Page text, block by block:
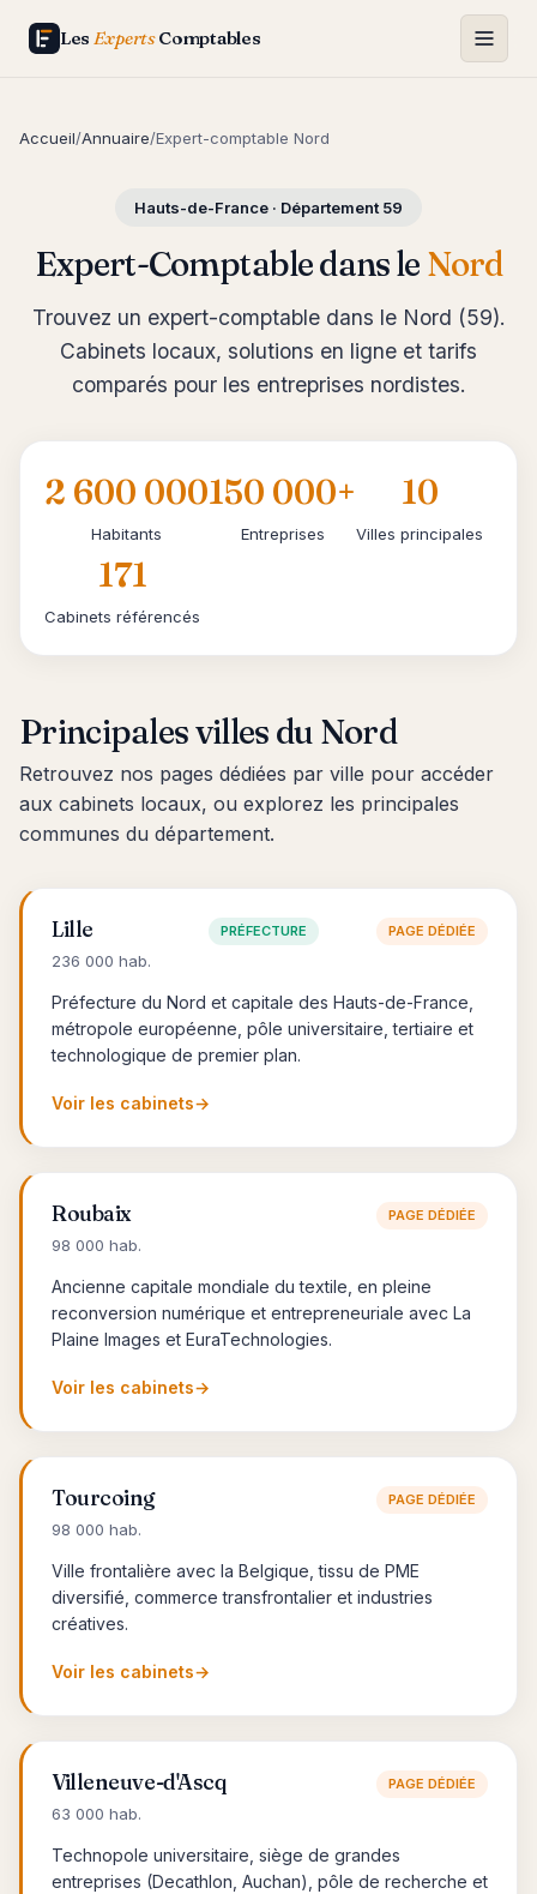
Les ExpertsComptables
Accueil/Annuaire/Expert-comptable Nord
Hauts-de-France · Département 59
Expert-Comptable dans le Nord
Trouvez un expert-comptable dans le Nord (59).
Cabinets locaux, solutions en ligne et tarifs
comparés pour les entreprises nordistes.
2 600 000
Habitants
150 000+
Entreprises
10
Villes principales
171
Cabinets référencés
Principales villes du Nord
Retrouvez nos pages dédiées par ville pour accéder
aux cabinets locaux, ou explorez les principales
communes du département.
Lille
236 000 hab.
PRÉFECTURE PAGE DÉDIÉE
Préfecture du Nord et capitale des Hauts-de-France,
métropole européenne, pôle universitaire, tertiaire et
technologique de premier plan.
Voir les cabinets→
Roubaix
98 000 hab.
PAGE DÉDIÉE
Ancienne capitale mondiale du textile, en pleine
reconversion numérique et entrepreneuriale avec La
Plaine Images et EuraTechnologies.
Voir les cabinets→
Tourcoing
98 000 hab.
PAGE DÉDIÉE
Ville frontalière avec la Belgique, tissu de PME
diversifié, commerce transfrontalier et industries
créatives.
Voir les cabinets→
Villeneuve-d'Ascq
63 000 hab.
PAGE DÉDIÉE
Technopole universitaire, siège de grandes
entreprises (Decathlon, Auchan), pôle de recherche et